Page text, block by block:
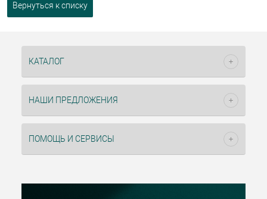
Вернуться к списку
КАТАЛОГ
НАШИ ПРЕДЛОЖЕНИЯ
ПОМОЩЬ И СЕРВИСЫ